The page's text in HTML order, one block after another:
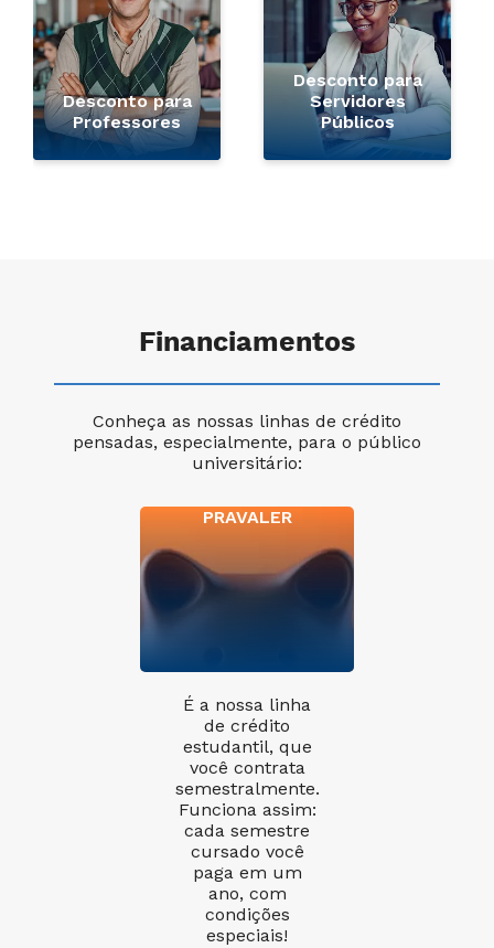
Desconto para
Professores
Desconto para
Servidores
Públicos
Financiamentos
Conheça as nossas linhas de crédito
pensadas, especialmente, para o público
universitário:
PRAVALER
É a nossa linha
de crédito
estudantil, que
você contrata
semestralmente.
Funciona assim:
cada semestre
cursado você
paga em um
ano, com
condições
especiais!